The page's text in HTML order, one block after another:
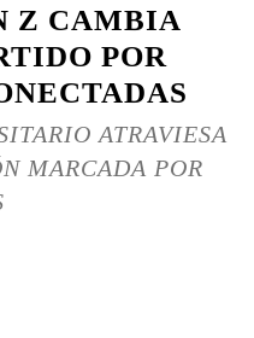
Z CAMBIA
POR
ATRAVIESA
MARCADA POR